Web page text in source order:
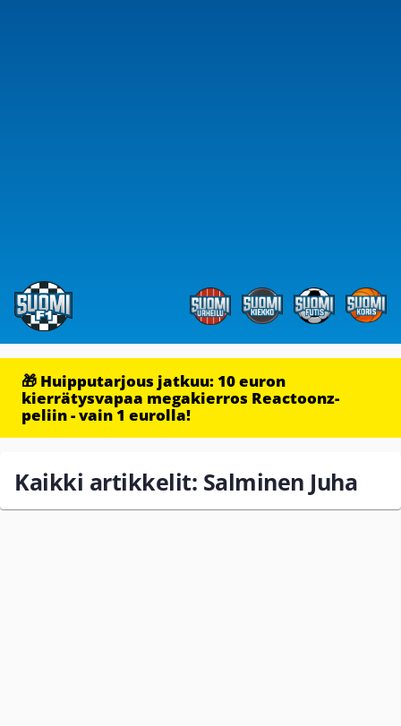
🎁 Huipputarjous jatkuu: 10 euron
kierrätysvapaa megakierros Reactoonz-
peliin - vain 1 eurolla!
Kaikki artikkelit: Salminen Juha